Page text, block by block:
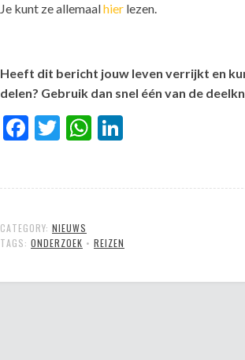
Je kunt ze allemaalhier lezen.
Heeft dit bericht jouw leven verrijkt en
delen? Gebruik dan snel één van de
Facebook
TwitterWhatsApp
CATEGORY: NIEUWS
TAGS: ONDERZOEK • REIZEN